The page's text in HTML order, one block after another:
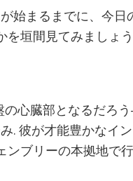
始まるまでに、今日
を垣間見てみましょ
の心臓部となるだろ
. 彼が才能豊かなイ
ンブリーの本拠地で